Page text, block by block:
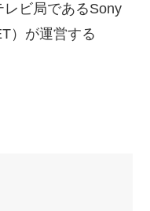
レビ局であるSony
）が運営する